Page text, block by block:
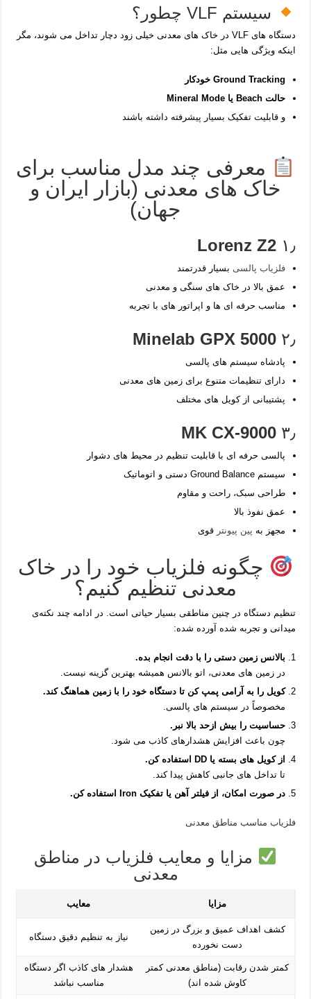
سیستم VLF چطور؟
دستگاه های VLF در خاک‌ های معدنی خیلی زود دچار تداخل می‌ شوند، مگر
اینکه ویژگی‌ هایی مثل:
Ground Tracking خودکار
حالت Beach یا Mineral Mode
و قابلیت تفکیک بسیار پیشرفته داشته باشند
معرفی چند مدل مناسب برای
خاک‌ های معدنی (بازار ایران و
جهان)
۱٫ Lorenz Z2
فلزیاب پالسی بسیار قدرتمند
عمق بالا در خاک‌ های سنگی و معدنی
مناسب حرفه‌ ای‌ ها و اپراتور های با تجربه
۲٫ Minelab GPX 5000
پادشاه سیستم های پالسی
دارای تنظیمات متنوع برای زمین‌ های معدنی
پشتیبانی از کویل‌ های مختلف
۳٫ MK CX-9000
پالسی حرفه‌ ای با قابلیت تنظیم در محیط‌ های دشوار
سیستم Ground Balance دستی و اتوماتیک
طراحی سبک، راحت و مقاوم
عمق نفوذ بالا
مجهز به پین پیونتر قوی
چگونه فلزیاب خود را در خاک
معدنی تنظیم کنیم؟
تنظیم دستگاه در چنین مناطقی بسیار حیاتی است. در ادامه چند نکته‌ی
میدانی و تجربه‌ شده آورده شده:
بالانس زمین دستی را با دقت انجام بده.
در زمین‌ های معدنی، اتو بالانس همیشه بهترین گزینه نیست.
کویل را به‌ آرامی پمپ کن تا دستگاه خود را با زمین هماهنگ کند.
مخصوصاً در سیستم‌ های پالسی.
حساسیت را بیش‌ ازحد بالا نبر.
چون باعث افزایش هشدارهای کاذب می‌ شود.
از کویل‌ های بسته یا DD استفاده کن.
تا تداخل‌ های جانبی کاهش پیدا کند.
در صورت امکان، از فیلتر آهن یا تفکیک Iron استفاده کن.
فلزیاب مناسب مناطق معدنی
مزایا و معایب فلزیاب در مناطق
معدنی
مزایا معایب
کشف اهداف عمیق و بزرگ در زمین
دست‌ نخورده
نیاز به تنظیم دقیق دستگاه
کمتر شدن رقابت (مناطق معدنی کمتر
کاوش شده‌ اند)
هشدار های کاذب اگر دستگاه
مناسب نباشد